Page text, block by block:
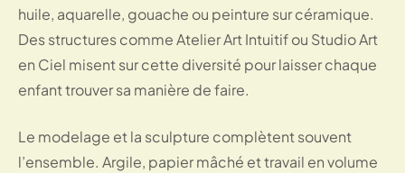
huile, aquarelle, gouache ou peinture sur céramique.
Des structures comme Atelier Art Intuitif ou Studio Art
en Ciel misent sur cette diversité pour laisser chaque
enfant trouver sa manière de faire.
Le modelage et la sculpture complètent souvent
l’ensemble. Argile, papier mâché et travail en volume